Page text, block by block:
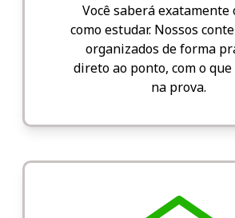
Você saberá exatamente
como estudar. Nossos
organizados de forma
direto ao ponto, com o que
na prova.